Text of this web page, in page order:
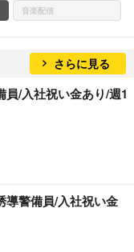
音楽配信
さらに見る
員/入社祝い金あり/週1
導警備員/入社祝い金